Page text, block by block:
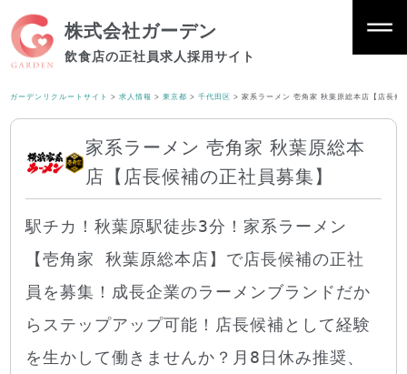
株式会社ガーデン
飲食店の正社員求人採用サイト
ガーデンリクルートサイト >求人情報 >東京都 >千代田区 >家系ラーメン 壱角家 秋葉原総本店【店長候
家系ラーメン 壱角家 秋葉原総本
店【店長候補の正社員募集】
駅チカ！秋葉原駅徒歩3分！家系ラーメン
【壱角家 秋葉原総本店】で店長候補の正社
員を募集！成長企業のラーメンブランドだか
らステップアップ可能！店長候補として経験
を生かして働きませんか？月8日休み推奨、